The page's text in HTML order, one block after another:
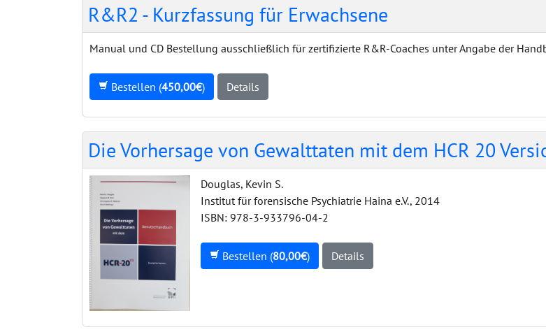
R&R2 - Kurzfassung für Erwachsene
Manual und CD Bestellung ausschließlich für zertifizierte R&R-Coaches unter Angabe der
Bestellen (450,00€) Details
Die Vorhersage von Gewalttaten mit dem HCR 20
Douglas, Kevin S.
Institut für forensische Psychiatrie Haina e.V., 2014
ISBN: 978-3-933796-04-2
Bestellen (80,00€) Details